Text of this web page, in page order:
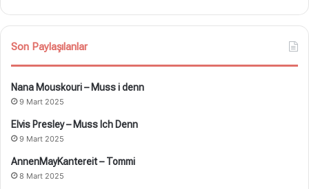
Son Paylaşılanlar
Nana Mouskouri – Muss i denn
9 Mart 2025
Elvis Presley – Muss Ich Denn
9 Mart 2025
AnnenMayKantereit – Tommi
8 Mart 2025